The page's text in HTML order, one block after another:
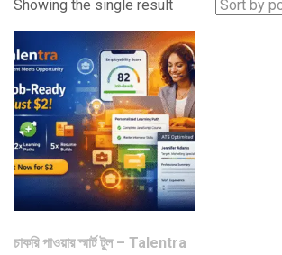
Showing the single result
চাকরি পাওয়ার স্মার্ট টুল – Talentra